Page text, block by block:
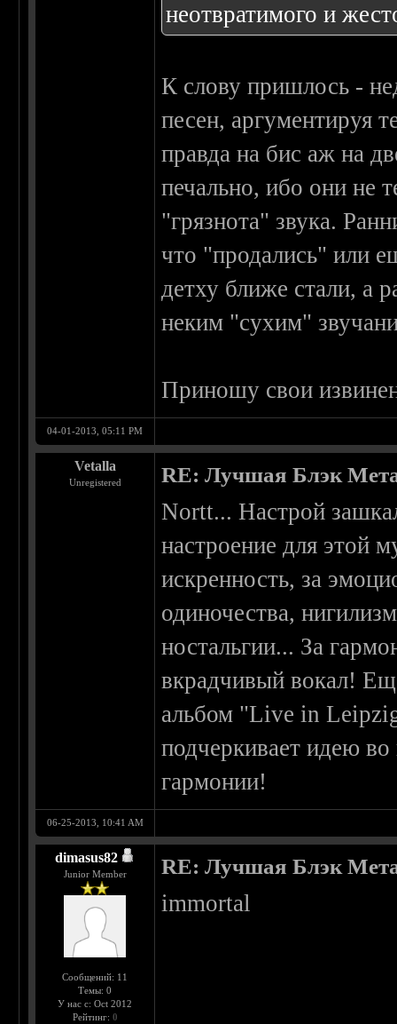
неотвратимого и
К слову пришлось -
песен, аргументируя
правда на бис аж на
печально, ибо они не
"грязнота" звука.
что "продались" или
детху ближе стали, а
неким "сухим"
Приношу свои
04-01-2013, 05:11 PM
Vetalla
Unregistered RE: Лучшая Блэк
Nortt... Настрой
настроение для этой
искренность, за
одиночества,
ностальгии... За
вкрадчивый вокал!
альбом "Live in
подчеркивает идею
гармонии!
06-25-2013, 10:41 AM
dimasus82
Junior Member
Сообщений: 11
Темы: 0
У нас с: Oct 2012
Рейтинг: 0
RE: Лучшая Блэк
immortal